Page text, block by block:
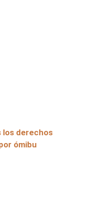
los derechos
ómibu